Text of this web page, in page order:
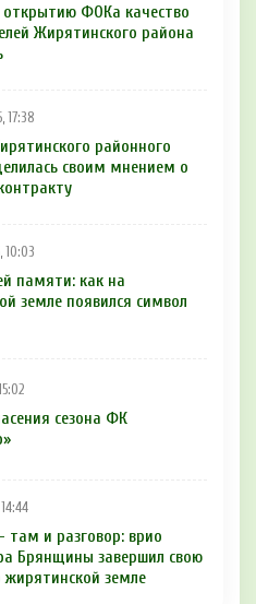
открытию ФОКа качество
Жирятинского района
17:38
районного
своим мнением о
10:03
памяти: как на
земле появился символ
сезона ФК
там и разговор: врио
Брянщины завершил свою
жирятинской земле